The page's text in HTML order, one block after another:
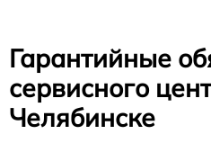
Гарантийные
сервисного
Челябинске